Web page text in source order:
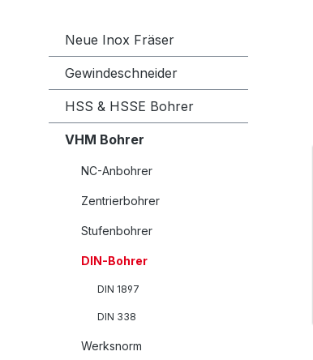
Neue Inox Fräser
Gewindeschneider
HSS & HSSE Bohrer
VHM Bohrer
NC-Anbohrer
Zentrierbohrer
Stufenbohrer
DIN-Bohrer
DIN 1897
DIN 338
Werksnorm